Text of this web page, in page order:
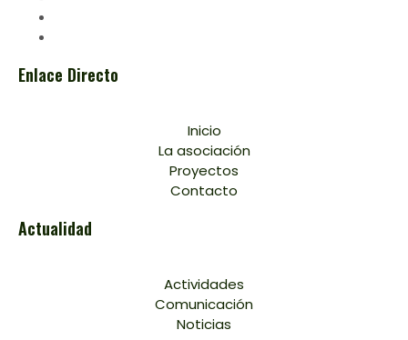
Enlace Directo
Inicio
La asociación
Proyectos
Contacto
Actualidad
Actividades
Comunicación
Noticias